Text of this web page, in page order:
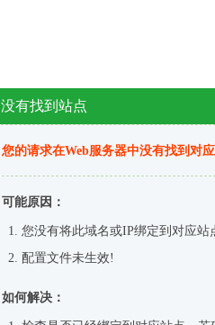
没有找到站点
您的请求在Web服务器中没有找到对
可能原因：
您没有将此域名或IP绑定到对应站
配置文件未生效!
如何解决：